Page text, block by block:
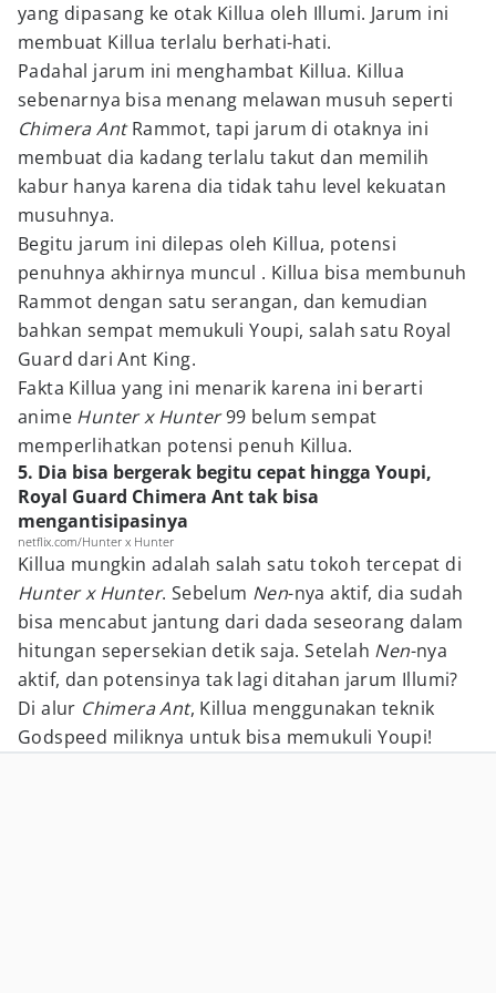
yang dipasang ke otak Killua oleh Illumi. Jarum ini
membuat Killua terlalu berhati-hati.
Padahal jarum ini menghambat Killua. Killua
sebenarnya bisa menang melawan musuh seperti
Chimera AntRammot, tapi jarum di otaknya ini
membuat dia kadang terlalu takut dan memilih
kabur hanya karena dia tidak tahu level kekuatan
musuhnya.
Begitu jarum ini dilepas oleh Killua, potensi
penuhnya akhirnya muncul . Killua bisa membunuh
Rammot dengan satu serangan, dan kemudian
bahkan sempat memukuli Youpi, salah satu Royal
Guard dari Ant King.
Fakta Killua yang ini menarik karena ini berarti
anime Hunter x Hunter99 belum sempat
memperlihatkan potensi penuh Killua.
5. Dia bisa bergerak begitu cepat hingga Youpi,
Royal Guard Chimera Ant tak bisa
mengantisipasinya
netflix.com/Hunter x Hunter
Killua mungkin adalah salah satu tokoh tercepat di
Hunter x Hunter. Sebelum Nen-nya aktif, dia sudah
bisa mencabut jantung dari dada seseorang dalam
hitungan sepersekian detik saja. Setelah Nen-nya
aktif, dan potensinya tak lagi ditahan jarum Illumi?
Di alur Chimera Ant, Killua menggunakan teknik
Godspeed miliknya untuk bisa memukuli Youpi!